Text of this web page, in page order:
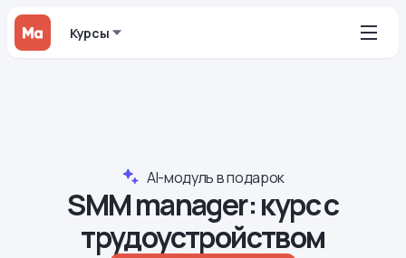
Курсы
AI-модуль в подарок
SMM manager: курс с
трудоустройством